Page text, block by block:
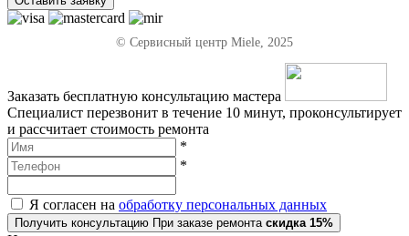
© Сервисный центр Miele, 2025
Заказать бесплатную консультацию мастера
Специалист перезвонит в течение 10 минут, проконсультирует
и рассчитает стоимость ремонта
*
*
Я согласен на обработку персональных данных
Получить консультацию При заказе ремонта скидка 15%